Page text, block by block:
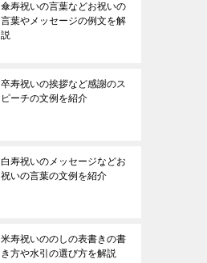
傘寿祝いの言葉などお祝いの
言葉やメッセージの例文を解
説
卒寿祝いの挨拶など感謝のス
ピーチの文例を紹介
白寿祝いのメッセージなどお
祝いの言葉の文例を紹介
米寿祝いののしの表書きの書
き方や水引の選び方を解説